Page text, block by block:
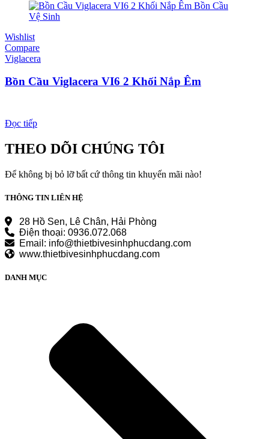
2.780.000 ₫.là:
Wishlist
Compare
Viglacera
Bồn Cầu Viglacera VI6 2 Khối Nắp Êm
Đọc tiếp
THEO DÕI CHÚNG TÔI
Để không bị bỏ lỡ bất cứ thông tin khuyến mãi nào!
THÔNG TIN LIÊN HỆ
28 Hồ Sen, Lê Chân, Hải Phòng
Điện thoại: 0936.072.068
Email: info@thietbivesinhphucdang.com
www.thietbivesinhphucdang.com
DANH MỤC